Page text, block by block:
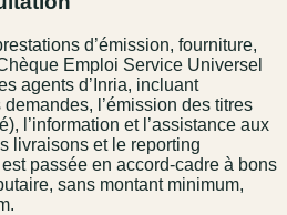
d’émission, fourniture,
Emploi Service Universel
agents d’Inria, incluant
l’émission des titres
l’information et l’assistance aux
livraisons et le reporting
passée en accord-cadre à bons
sans montant minimum,